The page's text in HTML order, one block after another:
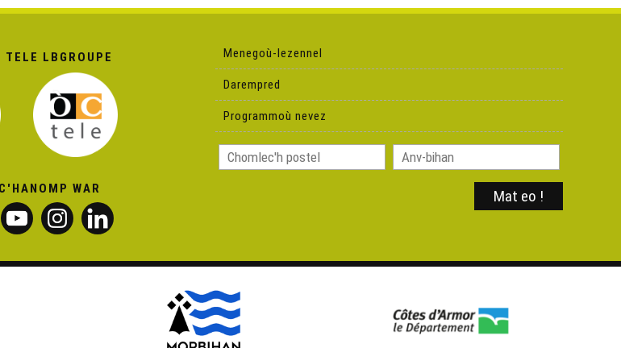
Ken Tuch' 228 - Seks test
Ken Tuch' 229 - Kentel skoazell
Ken Tuch' 230 - Klañv ki
Ken Tuch' 233 – Wild Wild West
TELE LBGROUPE
WAR
Menegoù-lezennel
Darempred
Programmoù nevez